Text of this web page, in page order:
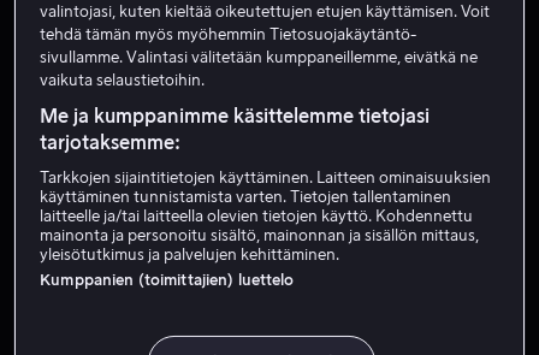
Alk. 4,99 €
valintojasi, kuten kieltää oikeutettujen etujen käyttämisen. Voit
tehdä tämän myös myöhemmin Tietosuojakäytäntö-
sivullamme. Valintasi välitetään kumppaneillemme, eivätkä ne
vaikuta selaustietoihin.
Me ja kumppanimme käsittelemme tietojasi
tarjotaksemme:
Tarkkojen sijaintitietojen käyttäminen. Laitteen ominaisuuksien
käyttäminen tunnistamista varten. Tietojen tallentaminen
laitteelle ja/tai laitteella olevien tietojen käyttö. Kohdennettu
mainonta ja personoitu sisältö, mainonnan ja sisällön mittaus,
yleisötutkimus ja palvelujen kehittäminen.
Kumppanien (toimittajien) luettelo